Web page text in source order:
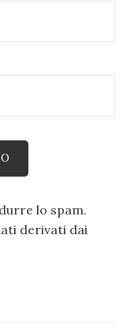
lo spam.
derivati dai